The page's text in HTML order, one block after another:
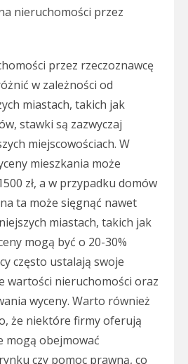
przez rzeczoznawcę
w zależności od
miastach, takich jak
stawki są zazwyczaj
miejscowościach. W
mieszkania może
zł, a w przypadku domów
ta może sięgnąć nawet
miastach, takich jak
mogą być o 20-30%
często ustalają swoje
wartości nieruchomości oraz
wyceny. Warto również
że niektóre firmy oferują
mogą obejmować
czy pomoc prawną, co